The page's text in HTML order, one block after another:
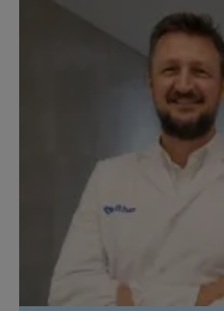
29 y sábado 30 de